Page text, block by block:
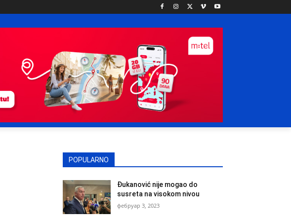
POPULARNO
Đukanović nije mogao do
susreta na visokom nivou
фебруар 3, 2023